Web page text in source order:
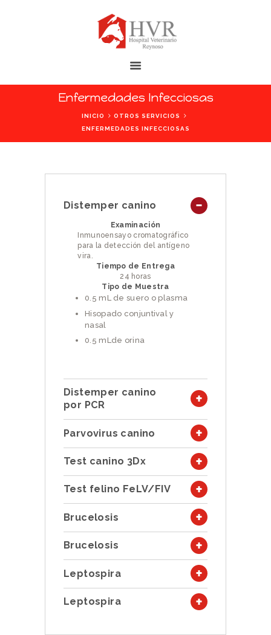
Enfermedades Infecciosas
INICIO
OTROS SERVICIOS
ENFERMEDADES INFECCIOSAS
HOSPITAL VETERINARIO REYNOSO
INICIO
SERVICIOS
AYUDA
Distemper canino
Examinación
Inmunoensayo cromatográfico
para la detección del antígeno
vira.
Tiempo de Entrega
24 horas
Tipo de Muestra
0.5 mL de suero o plasma
Hisopado conjuntival y
nasal
0.5 mLde orina
Distemper canino
por PCR
Parvovirus canino
Test canino 3Dx
Test felino FeLV/FIV
Brucelosis
Brucelosis
Leptospira
Leptospira